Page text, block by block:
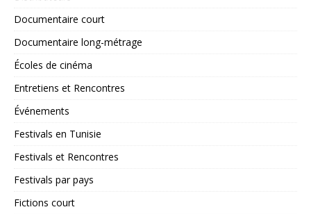
Documentaire court
Documentaire long-métrage
Écoles de cinéma
Entretiens et Rencontres
Événements
Festivals en Tunisie
Festivals et Rencontres
Festivals par pays
Fictions court